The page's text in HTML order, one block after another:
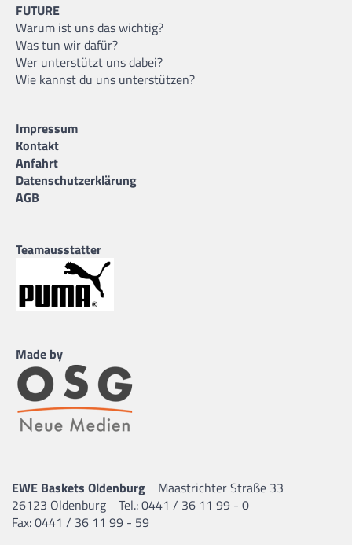
FUTURE
Warum ist uns das wichtig?
Was tun wir dafür?
Wer unterstützt uns dabei?
Wie kannst du uns unterstützen?
Impressum
Kontakt
Anfahrt
Datenschutzerklärung
AGB
Teamausstatter
Made by
EWE Baskets Oldenburg
Maastrichter Straße 33
26123 Oldenburg
Tel.: 0441 / 36 11 99 - 0
Fax: 0441 / 36 11 99 - 59